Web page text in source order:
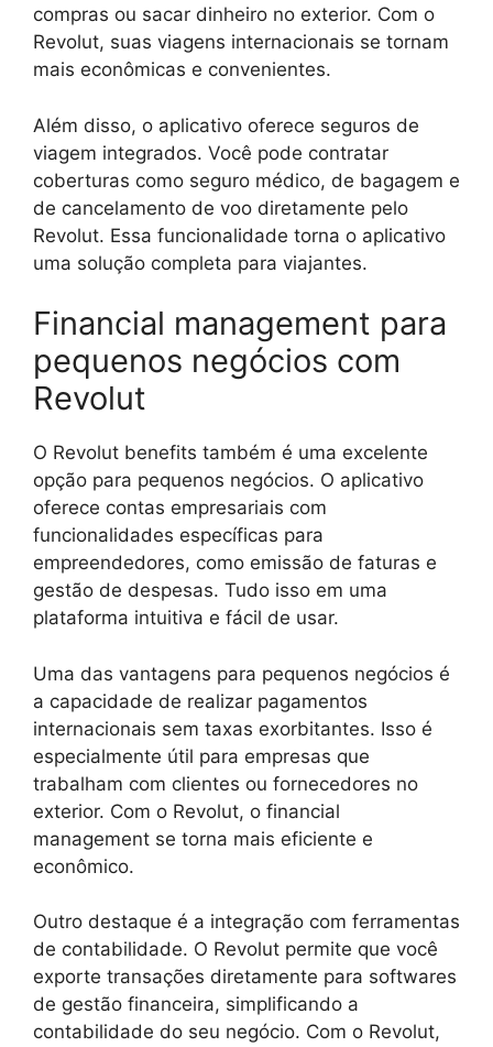
compras ou sacar dinheiro no exterior. Com o
Revolut, suas viagens internacionais se tornam
mais econômicas e convenientes.
Além disso, o aplicativo oferece seguros de
viagem integrados. Você pode contratar
coberturas como seguro médico, de bagagem e
de cancelamento de voo diretamente pelo
Revolut. Essa funcionalidade torna o aplicativo
uma solução completa para viajantes.
Financial management para
pequenos negócios com
Revolut
O Revolut benefits também é uma excelente
opção para pequenos negócios. O aplicativo
oferece contas empresariais com
funcionalidades específicas para
empreendedores, como emissão de faturas e
gestão de despesas. Tudo isso em uma
plataforma intuitiva e fácil de usar.
Uma das vantagens para pequenos negócios é
a capacidade de realizar pagamentos
internacionais sem taxas exorbitantes. Isso é
especialmente útil para empresas que
trabalham com clientes ou fornecedores no
exterior. Com o Revolut, o financial
management se torna mais eficiente e
econômico.
Outro destaque é a integração com ferramentas
de contabilidade. O Revolut permite que você
exporte transações diretamente para softwares
de gestão financeira, simplificando a
contabilidade do seu negócio. Com o Revolut,